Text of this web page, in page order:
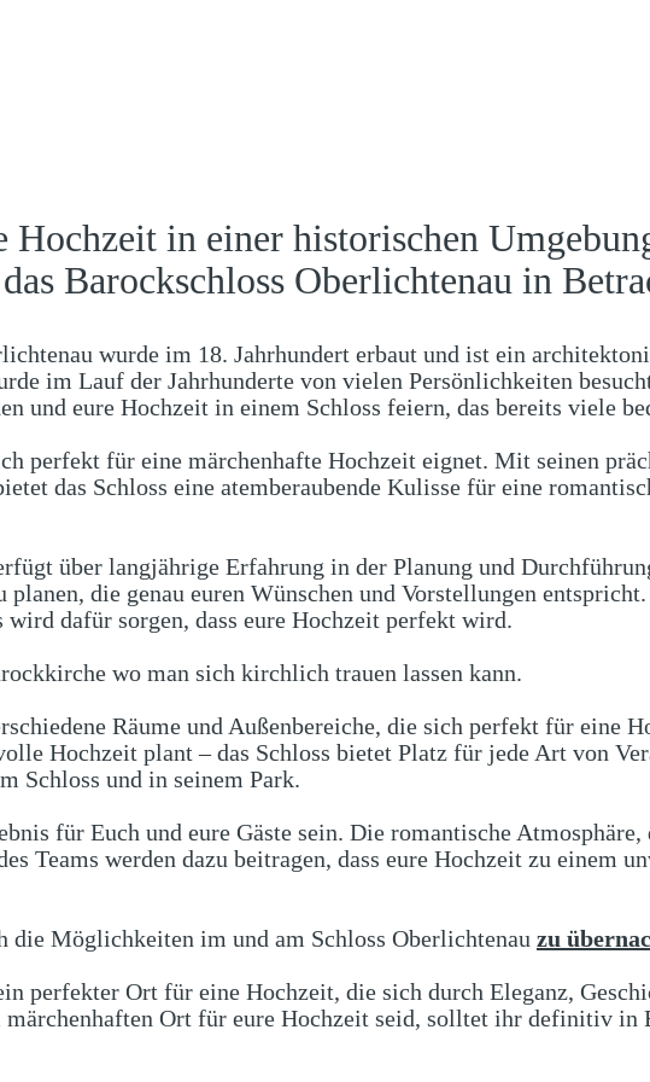
Hochzeit in einer historischen
Barockschloss Oberlichtenau in
wurde im 18. Jahrhundert erbaut und ist ein
im Lauf der Jahrhunderte von vielen Persönlichkeiten
und eure Hochzeit in einem Schloss feiern, das bereits viele
perfekt für eine märchenhafte Hochzeit eignet. Mit seinen
das Schloss eine atemberaubende Kulisse für eine
über langjährige Erfahrung in der Planung und
die genau euren Wünschen und Vorstellungen
dafür sorgen, dass eure Hochzeit perfekt wird.
wo man sich kirchlich trauen lassen kann.
Räume und Außenbereiche, die sich perfekt für eine
Hochzeit plant – das Schloss bietet Platz für jede Art von
Schloss und in seinem Park.
für Euch und eure Gäste sein. Die romantische Atmosphäre,
Teams werden dazu beitragen, dass eure Hochzeit zu einem
die Möglichkeiten im und am Schloss Oberlichtenau zu
perfekter Ort für eine Hochzeit, die sich durch Eleganz,
märchenhaften Ort für eure Hochzeit seid, solltet ihr definitiv in